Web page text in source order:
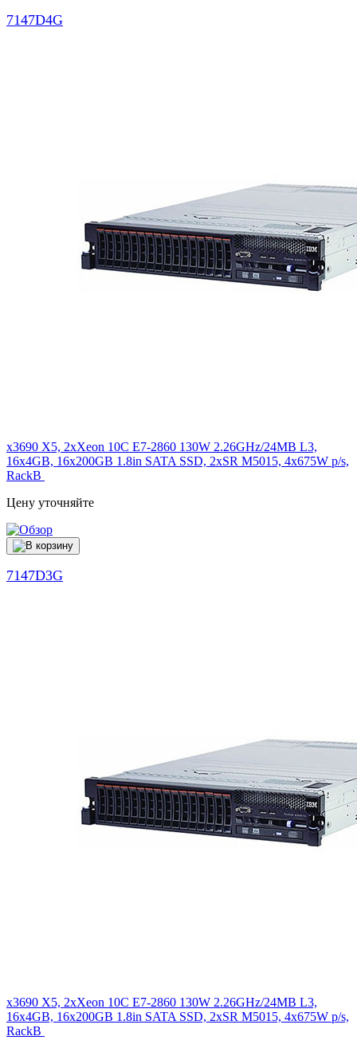
7147D4G
x3690 X5, 2xXeon 10C E7-2860 130W 2.26GHz/24MB L3,
16x4GB, 16x200GB 1.8in SATA SSD, 2xSR M5015, 4x675W p/s,
RackВ
Цену уточняйте
7147D3G
x3690 X5, 2xXeon 10C E7-2860 130W 2.26GHz/24MB L3,
16x4GB, 16x200GB 1.8in SATA SSD, 2xSR M5015, 4x675W p/s,
RackВ